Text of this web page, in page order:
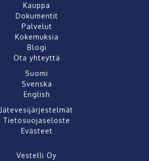
Kauppa
Dokumentit
Palvelut
Kokemuksia
Blogi
Ota yhteyttä
Suomi
Svenska
English
Jätevesijärjestelmät
Tietosuojaseloste
Evästeet
Vestelli Oy